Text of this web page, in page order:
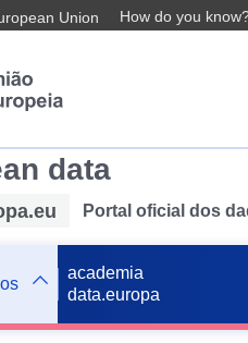
Union How do you
data
Portal oficial dos
academia
data.europa